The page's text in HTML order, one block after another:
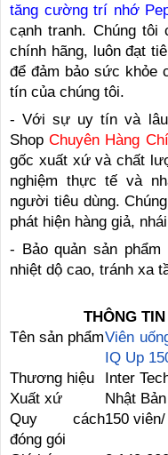
tăng cường trí nhớ
cạnh tranh. Chúng tôi
chính hãng, luôn đạt
để đảm bảo sức khỏe
tín của chúng tôi.
- Với sự uy tín và lâu
ShopChuyên Hàng
gốc xuất xứ và chất
nghiệm thực tế và
người tiêu dùng.
phát hiện hàng giả,
- Bảo quản sản
nhiệt dộ cao, tránh xa
THÔNG
Tên sản phẩmViên
IQ Up
Thương hiệu
Inter
Xuất xứ
Nhật Bản
Quy cách
đóng gói
150